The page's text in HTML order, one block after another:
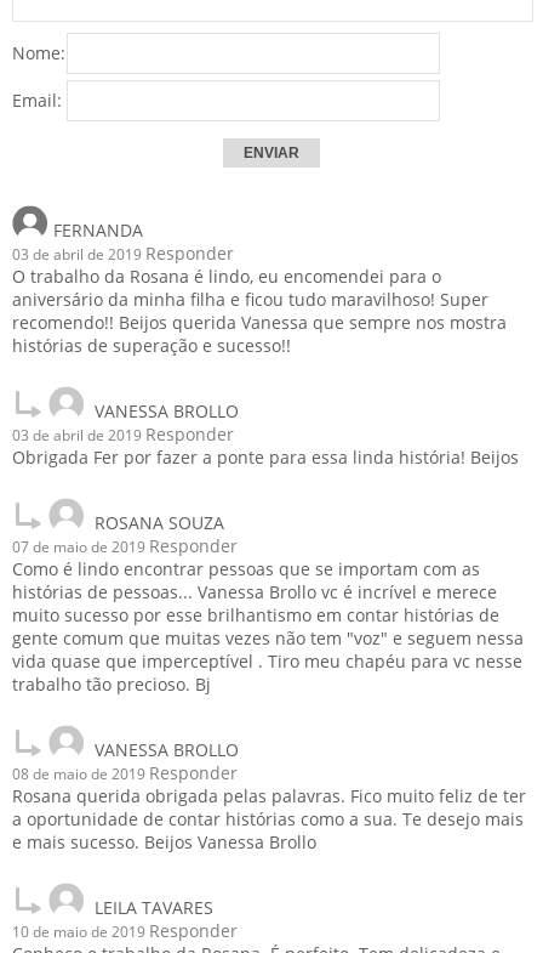
Nome:
Email:
FERNANDA
03 de abril de 2019 Responder
O trabalho da Rosana é lindo, eu encomendei para o
aniversário da minha filha e ficou tudo maravilhoso! Super
recomendo!! Beijos querida Vanessa que sempre nos mostra
histórias de superação e sucesso!!
VANESSA BROLLO
03 de abril de 2019 Responder
Obrigada Fer por fazer a ponte para essa linda história! Beijos
ROSANA SOUZA
07 de maio de 2019 Responder
Como é lindo encontrar pessoas que se importam com as
histórias de pessoas... Vanessa Brollo vc é incrível e merece
muito sucesso por esse brilhantismo em contar histórias de
gente comum que muitas vezes não tem "voz" e seguem nessa
vida quase que imperceptível . Tiro meu chapéu para vc nesse
trabalho tão precioso. Bj
VANESSA BROLLO
08 de maio de 2019 Responder
Rosana querida obrigada pelas palavras. Fico muito feliz de ter
a oportunidade de contar histórias como a sua. Te desejo mais
e mais sucesso. Beijos Vanessa Brollo
LEILA TAVARES
10 de maio de 2019 Responder